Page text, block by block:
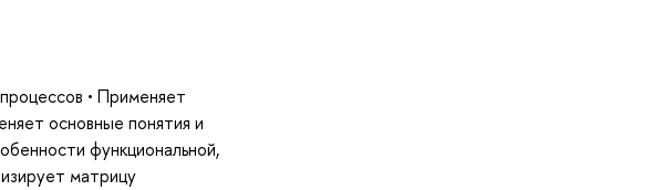
• Применяет
основные понятия и
функциональной,
матрицу